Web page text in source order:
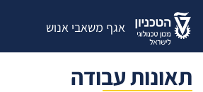
אגף משאבי אנוש
תאונות עבודה